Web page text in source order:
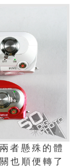
者懸殊的體
也順便轉了